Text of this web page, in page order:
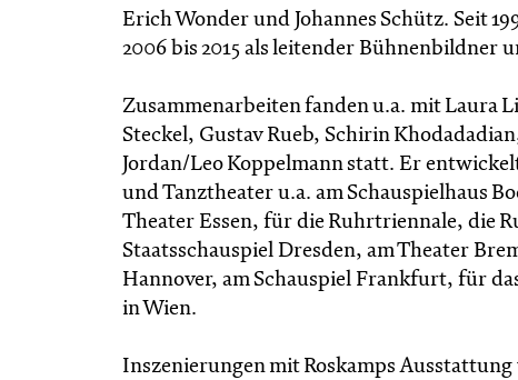
Erich Wonder und Johannes Schütz. Seit
2006 bis 2015 als leitender Bühnenbildner
Zusammenarbeiten fanden u.a. mit Laura
Steckel, Gustav Rueb, Schirin
Jordan/Leo Koppelmann statt. Er
und Tanztheater u.a. am Schauspielhaus
Theater Essen, für die Ruhrtriennale, die
Staatsschauspiel Dresden, am Theater
Hannover, am Schauspiel Frankfurt, für
in Wien.
Inszenierungen mit Roskamps